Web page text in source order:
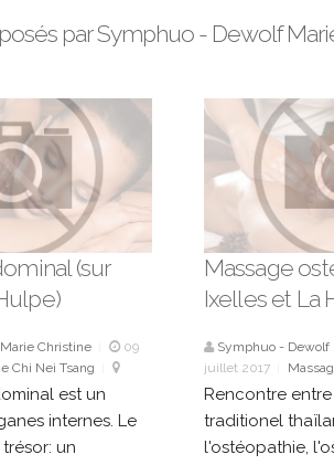
par Symphuo - Dewolf
(sur
Christine
09
Chi Nei Tsang
est un
internes. Le
un
Massage
Ixelles et La
Symphuo - Dewolf
juillet 2017
Bruxelles
Rencontre
traditionel
l'ostéopathie,